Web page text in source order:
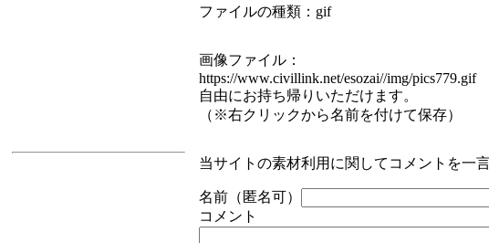
ファイルの種類：gif
画像ファイル：
https://www.civillink.net/esozai//img/pics779.gif
自由にお持ち帰りいただけます。
（※右クリックから名前を付けて保存）
当サイトの素材利用に関してコメントを一
名前（匿名可）
コメント